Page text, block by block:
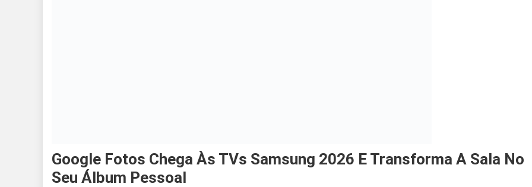
Google Fotos Chega Às TVs Samsung 2026 E Transforma A Sala No
Seu Álbum Pessoal